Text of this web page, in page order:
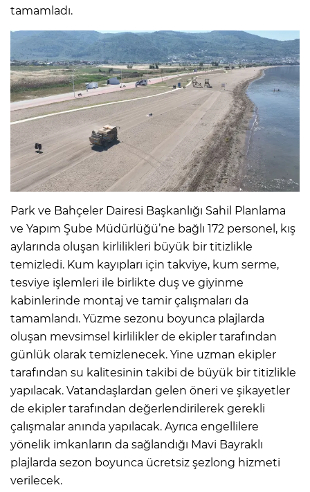
tamamladı.
Park ve Bahçeler Dairesi Başkanlığı Sahil Planlama
ve Yapım Şube Müdürlüğü’ne bağlı 172 personel, kış
aylarında oluşan kirlilikleri büyük bir titizlikle
temizledi. Kum kayıpları için takviye, kum serme,
tesviye işlemleri ile birlikte duş ve giyinme
kabinlerinde montaj ve tamir çalışmaları da
tamamlandı. Yüzme sezonu boyunca plajlarda
oluşan mevsimsel kirlilikler de ekipler tarafından
günlük olarak temizlenecek. Yine uzman ekipler
tarafından su kalitesinin takibi de büyük bir titizlikle
yapılacak. Vatandaşlardan gelen öneri ve şikayetler
de ekipler tarafından değerlendirilerek gerekli
çalışmalar anında yapılacak. Ayrıca engellilere
yönelik imkanların da sağlandığı Mavi Bayraklı
plajlarda sezon boyunca ücretsiz şezlong hizmeti
verilecek.